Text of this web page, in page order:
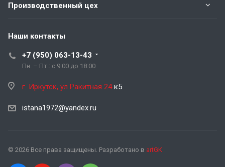
Производственный цех
Наши контакты
+7 (950) 063-13-43
Пн. – Пт.: с 9:00 до 18:00
г. Иркутск, ул Ракитная 24к5
istana1972@yandex.ru
© 2026 Все права защищены. Разработано в artGK